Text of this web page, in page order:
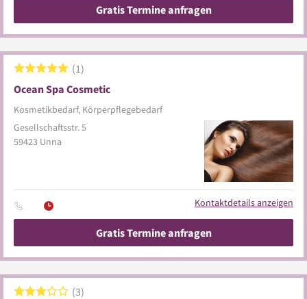
Gratis Termine anfragen
Ocean Spa Cosmetic
Kosmetikbedarf, Körperpflegebedarf
1
Gesellschaftsstr. 5
59423 Unna
Kontaktdetails anzeigen
Gratis Termine anfragen
3